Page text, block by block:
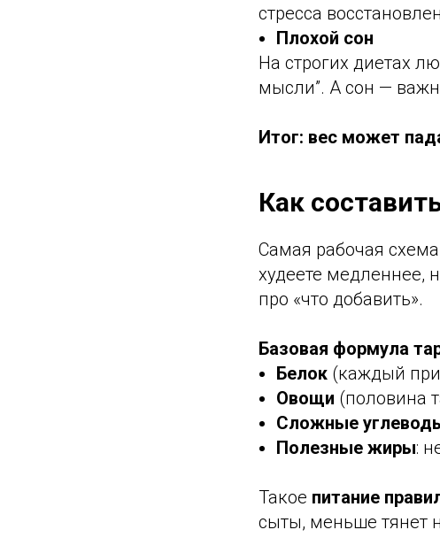
стресса
Плохой сон
На строгих диетах
мысли”. А сон —
Итог: вес может
Как
Самая рабочая схема
худеете медленнее,
про «что добавить».
Базовая формула
Белок (каждый
Овощи (половина
Сложные
Полезные жиры:
Такое питание
сыты, меньше тянет